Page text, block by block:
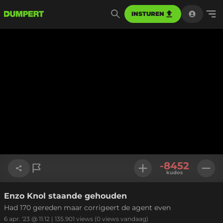
INSTUREN
Link kopiëren
-8452
kudos
Enzo Knol staande gehouden
Had 170 gereden maar corrigeert de agent even
6 apr. '23 @ 11:12 | 135.901 views (0 views vandaag)